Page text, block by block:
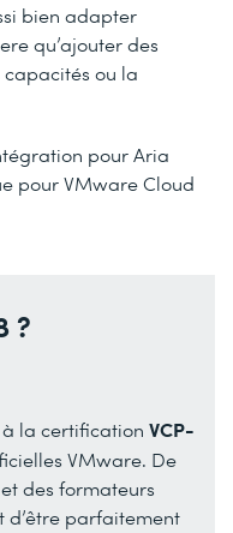
bien adapter
qu’ajouter des
ou la
pour Aria
pour VMware Cloud
?
la certification VCP-
VMware. De
des formateurs
d’être parfaitement